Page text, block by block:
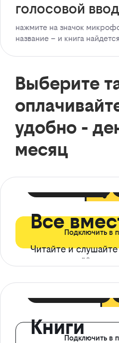
голосовой
нажмите на значок
название – и книга найдется
Выберите
удобно -
месяц
Все
Читайте и
ограничений*
Подключить в
КнигиПодключить в